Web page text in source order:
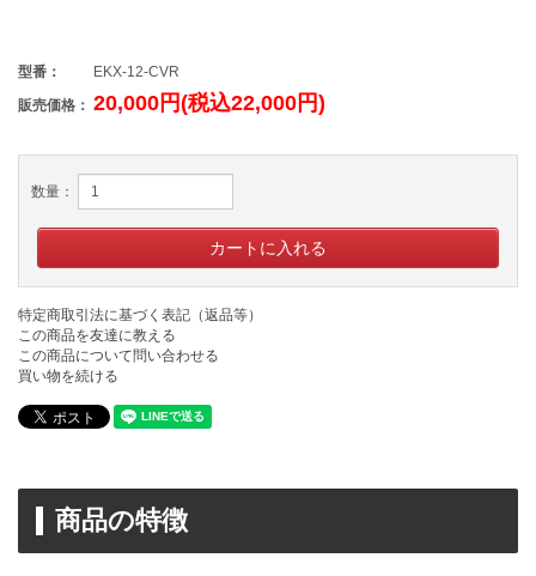
型番：
EKX-12-CVR
販売価格： 20,000円(税込22,000円)
数量：
特定商取引法に基づく表記（返品等）
この商品を友達に教える
この商品について問い合わせる
買い物を続ける
商品の特徴